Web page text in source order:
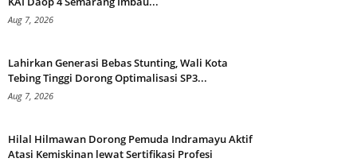
Aug 7, 2026
Lahirkan Generasi Bebas Stunting, Wali Kota
Tebing Tinggi Dorong Optimalisasi SP3...
Aug 7, 2026
Hilal Hilmawan Dorong Pemuda Indramayu Aktif
Atasi Kemiskinan lewat Sertifikasi Profesi